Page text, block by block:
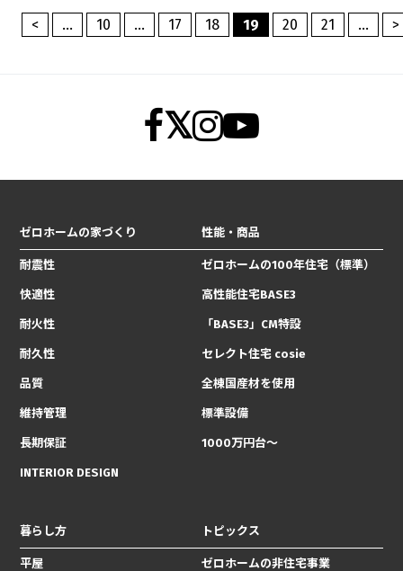
< ... 10 ... 17 18 19 20 21 ... >
ゼロホームの家づくり
耐震性
快適性
耐火性
耐久性
品質
維持管理
長期保証
INTERIOR DESIGN
性能・商品
ゼロホームの100年住宅（標準）
高性能住宅BASE3
「BASE3」CM特設
セレクト住宅 cosie
全棟国産材を使用
標準設備
1000万円台〜
暮らし方
平屋
トピックス
ゼロホームの非住宅事業